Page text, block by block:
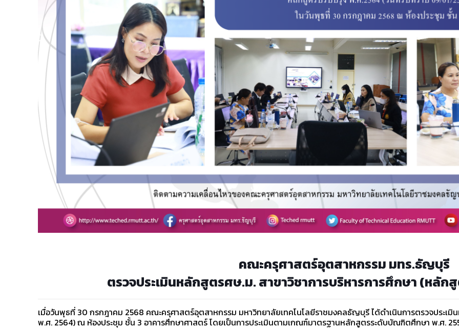
คณะครุศาสตร์อุตสาหกรรม มทร.ธัญบุรี
ตรวจประเมินหลักสูตรศษ.ม. สาขาวิชาการบริหารการศึกษา (หลัก
เมื่อวันพุธที่ 30 กรกฎาคม 2568 คณะครุศาสตร์อุตสาหกรรม มหาวิทยาลัยเทคโนโลยีราชมงคลธัญบุรี ได้ดำเนินการตรวจประเ
พ.ศ. 2564) ณ ห้องประชุม ชั้น 3 อาคารศึกษาศาสตร์ โดยเป็นการประเมินตามเกณฑ์มาตรฐานหลักสูตรระดับบัณฑิตศึกษา พ.ศ.